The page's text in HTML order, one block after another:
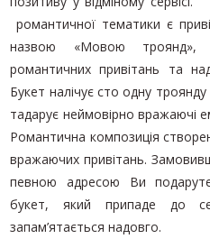
романтичної тематики є
назвою «Мовою троянд»,
романтичних привітань та
Букет налічує сто одну
тадарує неймовірно вражаючі
Романтична композиція
вражаючих привітань.
певною адресою Ви
букет, який припаде до
запам’ятається надовго.